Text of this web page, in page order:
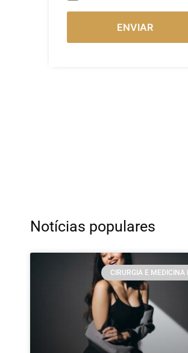
ENVIAR
Notícias populares
CIRURGIA E MEDICINA